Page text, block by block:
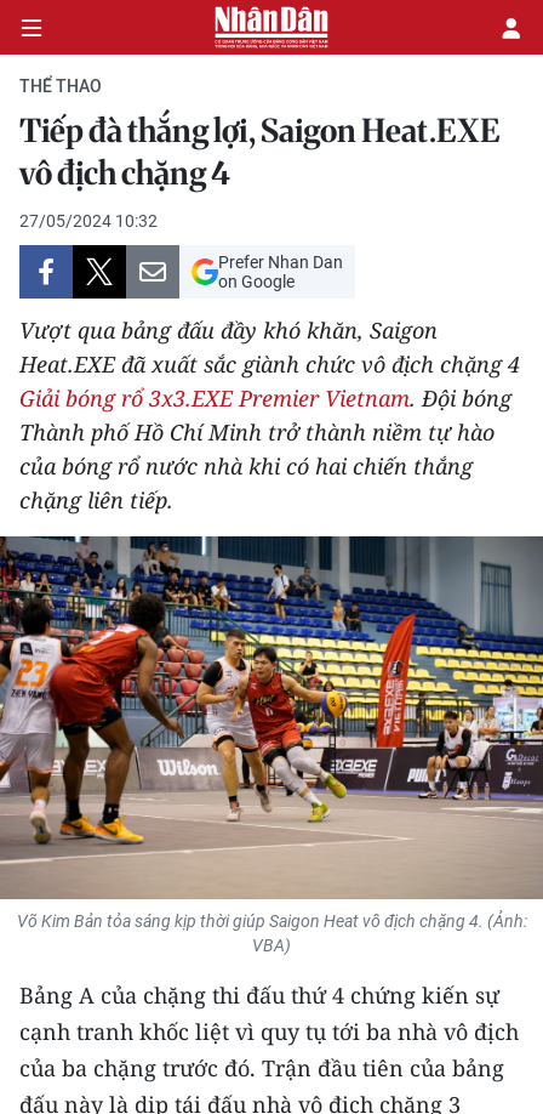
CHÍNH TRỊ
KINH TẾ
VĂN HÓA
XÃ HỘI
PHÁP LUẬT
DU LỊCH
THẾ GIỚI
THỂ THAO
GIÁO DỤC
Y TẾ
KHOA HỌC - CÔNG NGHỆ
MÔI TRƯỜNG
BẠN ĐỌC
KIỂM CHỨNG THÔNG TIN
TRI THỨC CHUYÊN SÂU
54 DÂN TỘC VIỆT NAM
CHƯƠNG TRÌNH OCOP - MỖI XÃ
THỂ THAO
Tiếp đà thắng lợi, Saigon Heat.EXE
vô địch chặng 4
27/05/2024 10:32
Prefer Nhan Dan
on Google
Vượt qua bảng đấu đầy khó khăn, Saigon
Heat.EXE đã xuất sắc giành chức vô địch chặng 4
Giải bóng rổ 3x3.EXE Premier Vietnam. Đội bóng
Thành phố Hồ Chí Minh trở thành niềm tự hào
của bóng rổ nước nhà khi có hai chiến thắng
chặng liên tiếp.
Võ Kim Bản tỏa sáng kịp thời giúp Saigon Heat vô địch chặng 4. (Ảnh:
VBA)
Bảng A của chặng thi đấu thứ 4 chứng kiến sự
cạnh tranh khốc liệt vì quy tụ tới ba nhà vô địch
của ba chặng trước đó. Trận đầu tiên của bảng
đấu này là dịp tái đấu nhà vô địch chặng 3